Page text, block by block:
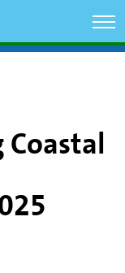
Coastal